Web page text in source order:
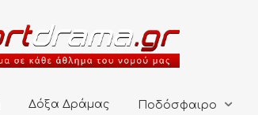
Δόξα Δράμας Ποδόσφαιρο